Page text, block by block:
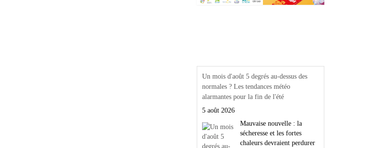
Un mois d'août 5 degrés au-dessus des
normales ? Les tendances météo
alarmantes pour la fin de l'été
5 août 2026
Mauvaise nouvelle : la
sécheresse et les fortes
chaleurs devraient perdurer